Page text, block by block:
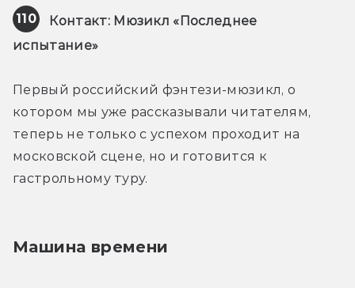
110
Контакт: Мюзикл «Последнее
испытание»
Первый российский фэнтези-мюзикл, о
котором мы уже рассказывали читателям,
теперь не только с успехом проходит на
московской сцене, но и готовится к
гастрольному туру.
Машина времени